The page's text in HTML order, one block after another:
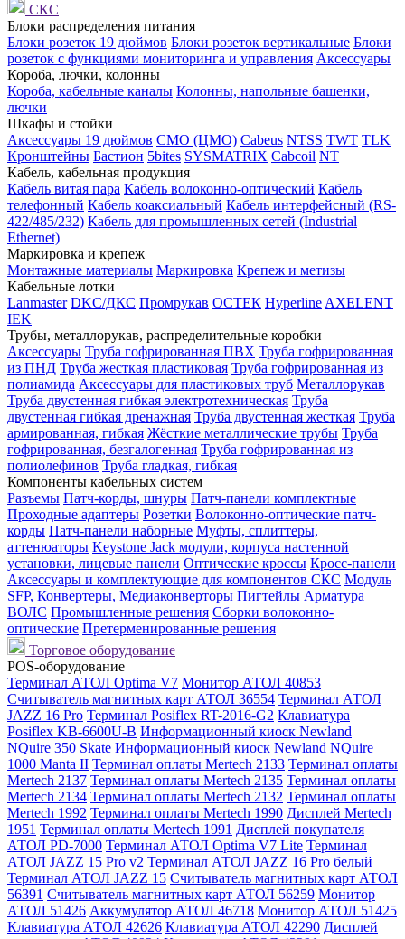
СКС
Блоки распределения питания
Блоки розеток 19 дюймов Блоки розеток вертикальные Блоки
розеток с функциями мониторинга и управления Аксессуары
Короба, лючки, колонны
Короба, кабельные каналы Колонны, напольные башенки,
лючки
Шкафы и стойки
Аксессуары 19 дюймов CMO (ЦМО) Cabeus NTSS TWT TLK
Кронштейны Бастион 5bites SYSMATRIX Cabcoil NT
Кабель, кабельная продукция
Кабель витая пара Кабель волоконно-оптический Кабель
телефонный Кабель коаксиальный Кабель интерфейсный (RS-
422/485/232) Кабель для промышленных сетей (Industrial
Ethernet)
Маркировка и крепеж
Монтажные материалы Маркировка Крепеж и метизы
Кабельные лотки
Lanmaster DKC/ДКС Промрукав ОСТЕК Hyperline AXELENT
IEK
Трубы, металлорукав, распределительные коробки
Аксессуары Труба гофрированная ПВХ Труба гофрированная
из ПНД Труба жесткая пластиковая Труба гофрированная из
полиамида Аксессуары для пластиковых труб Металлорукав
Труба двустенная гибкая электротехническая Труба
двустенная гибкая дренажная Труба двустенная жесткая Труба
армированная, гибкая Жёсткие металлические трубы Труба
гофрированная, безгалогенная Труба гофрированная из
полиолефинов Труба гладкая, гибкая
Компоненты кабельных систем
Разъемы Патч-корды, шнуры Патч-панели комплектные
Проходные адаптеры Розетки Волоконно-оптические патч-
корды Патч-панели наборные Муфты, сплиттеры,
аттенюаторы Keystone Jack модули, корпуса настенной
установки, лицевые панели Оптические кроссы Кросс-панели
Аксессуары и комплектующие для компонентов СКС Модуль
SFP, Конвертеры, Медиаконверторы Пигтейлы Арматура
ВОЛС Промышленные решения Сборки волоконно-
оптические Претерменированные решения
Торговое оборудование
POS-оборудование
Терминал АТОЛ Optima V7 Монитор АТОЛ 40853
Считыватель магнитных карт АТОЛ 36554 Терминал АТОЛ
JAZZ 16 Pro Терминал Posiflex RT-2016-G2 Клавиатура
Posiflex KB-6600U-B Информационный киоск Newland
NQuire 350 Skate Информационный киоск Newland NQuire
1000 Manta II Терминал оплаты Mertech 2133 Терминал оплаты
Mertech 2137 Терминал оплаты Mertech 2135 Терминал оплаты
Mertech 2134 Терминал оплаты Mertech 2132 Терминал оплаты
Mertech 1992 Терминал оплаты Mertech 1990 Дисплей Mertech
1951 Терминал оплаты Mertech 1991 Дисплей покупателя
АТОЛ PD-7000 Терминал АТОЛ Optima V7 Lite Терминал
АТОЛ JAZZ 15 Pro v2 Терминал АТОЛ JAZZ 16 Pro белый
Терминал АТОЛ JAZZ 15 Считыватель магнитных карт АТОЛ
56391 Считыватель магнитных карт АТОЛ 56259 Монитор
АТОЛ 51426 Аккумулятор АТОЛ 46718 Монитор АТОЛ 51425
Клавиатура АТОЛ 42626 Клавиатура АТОЛ 42290 Дисплей